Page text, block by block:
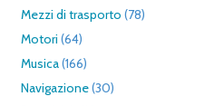
Mezzi di trasporto (78)
Motori (64)
Musica(166)
Navigazione(30)